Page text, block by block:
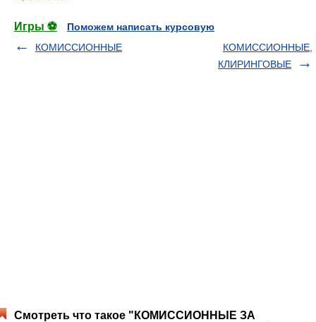
Игры ⚽
Поможем написать курсовую
КОМИССИОННЫЕ
КОМИССИОННЫЕ,
КЛИРИНГОВЫЕ
Смотреть что такое "КОМИССИОННЫЕ ЗА